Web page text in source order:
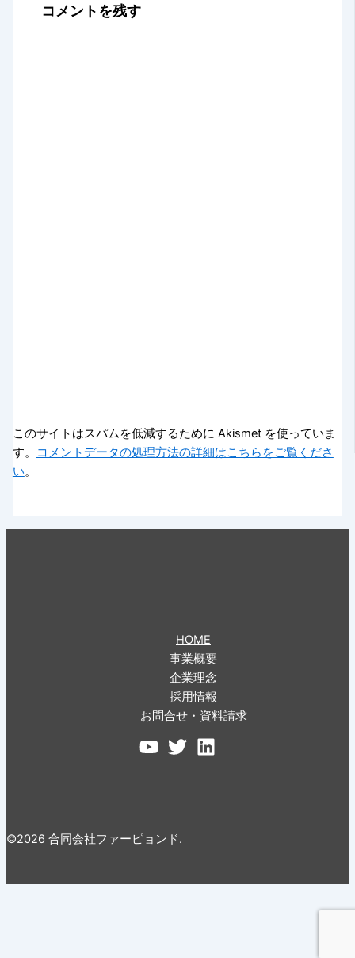
コメントを残す
このサイトはスパムを低減するために Akismet を使っていま
す。
コメントデータの処理方法の詳細はこちらをご覧くださ
い。
HOME
事業概要
企業理念
採用情報
お問合せ・資料請求
©2026 合同会社ファーピョンド.